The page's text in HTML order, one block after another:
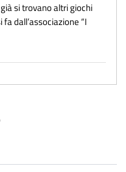
si trovano altri giochi
dall’associazione “I